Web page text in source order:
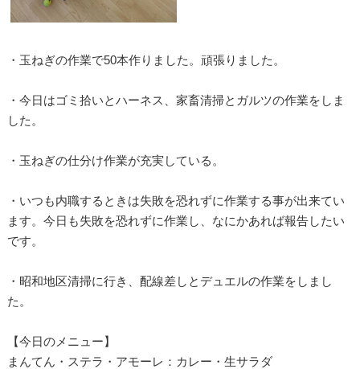
・玉ねぎの作業で50本作りました。頑張りました。
・今日はゴミ拾いとハーネス、家畜清掃とガルツの作業をしま
した。
・玉ねぎの仕分け作業が充実している。
・いつも内職するときは失敗を恐れずに作業する事が出来てい
ます。今日も失敗を恐れずに作業し、なにかあれば報告したい
です。
・昭和地区清掃に行き、配線差しとデュエルの作業をしまし
た。
【今日のメニュー】
まんてん・ステラ・アモーレ：カレー・生サラダ